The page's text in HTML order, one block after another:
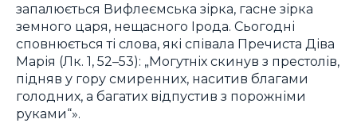
запалюється Вифлеємська зірка, гасне зірка
земного царя, нещасного Ірода. Сьогодні
сповнюється ті слова, які співала Пречиста Діва
Марія (Лк. 1, 52–53): „Могутніх скинув з престолів,
підняв у гору смиренних, наситив благами
голодних, а багатих відпустив з порожніми
руками“».